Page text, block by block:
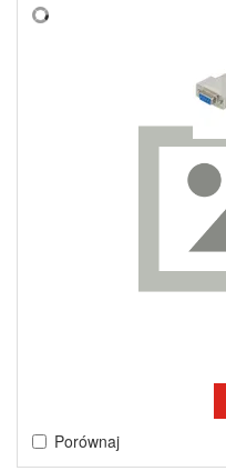
Porównaj